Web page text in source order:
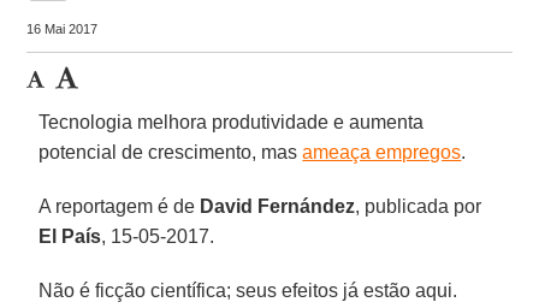
16 Mai 2017
Tecnologia melhora produtividade e aumenta
potencial de crescimento, masameaça empregos.
A reportagem é de David Fernández, publicada por
El País, 15-05-2017.
Não é ficção científica; seus efeitos já estão aqui.